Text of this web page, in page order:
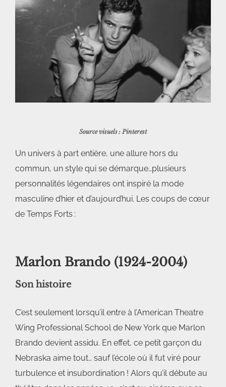
l'image
agrandie
Source visuels : Pinterest
Un univers à part entière, une allure hors du
commun, un style qui se démarque…plusieurs
personnalités légendaires ont inspiré la mode
masculine d’hier et d’aujourd’hui. Les coups de cœur
de Temps Forts :
Marlon Brando (1924-2004)
Son histoire
C’est seulement lorsqu’il entre à l’American Theatre
Wing Professional School de New York que Marlon
Brando devient assidu. En effet, ce petit garçon du
Nebraska aime tout… sauf l’école où il fut viré pour
turbulence et insubordination ! Alors qu’il débute au